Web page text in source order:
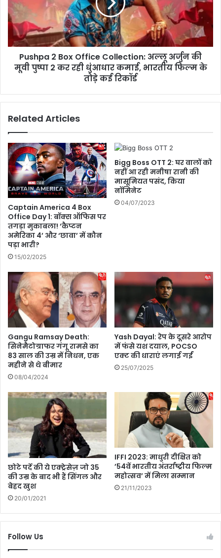
प
र
आ
दि
सो
बें
द्रे
,
मा
थे
प
र
ति
ल
क
गा
क
अ
ध्या
को
ब
ता
या
अ
द्भु
a
2
o
e
l
l
e
t
o
n
:
अ
ल्लू
र्जु
की
मू
वी
पु
ष्पा
2
क
र
र
धुं
धा
र
क
ई
,
भा
र
ती
फि
तो
Pushpa 2 Box Office Collection: अल्लू अर्जुन की
मूवी पुष्पा 2 कर रही धुंआधार कमाई, भारतीय फिल्म के
तोड़े कई रिकॉर्ड
Related Articles
Captain America 4 Box
Office Day 1: बॉक्स ऑफिस पर
तगड़ा मुकाबला! ‘कैप्टन
अमेरिका 4’ और ‘छावा’ में कौन
पड़ा भारी?
15/02/2025
Bigg Boss OTT 2: घर वालों को
नहीं आ रही मनीषा रानी की
मासूमियत पसंद, किया
नॉमिनेट
04/07/2023
Gangu Ramsay Death:
सिनेमैटोग्राफर गंगू रामसे का
83 साल की उम्र में निधन, एक
महीने से थे बीमार
08/04/2024
Yash Dayal: रेप के दूसरे आरोप
में फंसे यश दयाल, POCSO
एक्ट की धाराएं लगाई गईं
25/07/2025
छोटे पर्दे की ये एक्ट्रेसेज़ जो 35
की उम्र के बाद भी हैं सिंगल और
बेहद खुश
20/01/2021
IFFI 2023: माधुरी दीक्षित को
’54वें भारतीय अंतर्राष्ट्रीय फिल्म
महोत्सव’ में मिला सम्मान
21/11/2023
Follow Us